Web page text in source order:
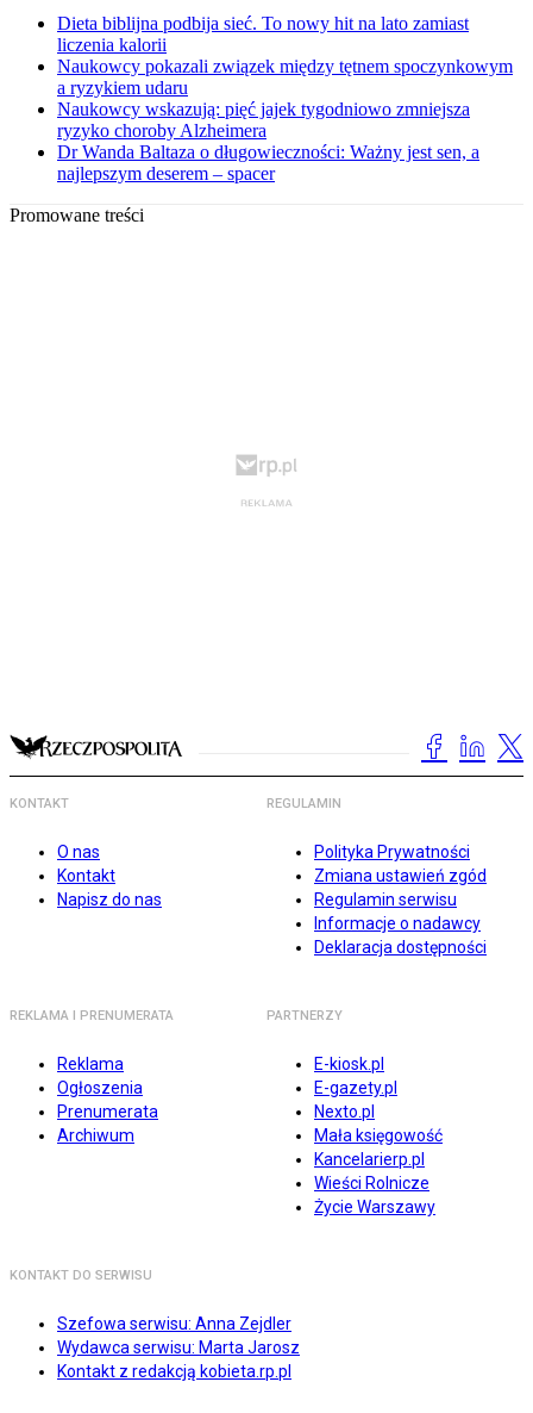
Dieta biblijna podbija sieć. To nowy hit na lato zamiast
liczenia kalorii
Naukowcy pokazali związek między tętnem spoczynkowym
a ryzykiem udaru
Naukowcy wskazują: pięć jajek tygodniowo zmniejsza
ryzyko choroby Alzheimera
Dr Wanda Baltaza o długowieczności: Ważny jest sen, a
najlepszym deserem – spacer
Promowane treści
KONTAKT
O nas
Kontakt
Napisz do nas
REGULAMIN
Polityka Prywatności
Zmiana ustawień zgód
Regulamin serwisu
Informacje o nadawcy
Deklaracja dostępności
REKLAMA I PRENUMERATA
Reklama
Ogłoszenia
Prenumerata
Archiwum
PARTNERZY
E-kiosk.pl
E-gazety.pl
Nexto.pl
Mała księgowość
Kancelarierp.pl
Wieści Rolnicze
Życie Warszawy
KONTAKT DO SERWISU
Szefowa serwisu: Anna Zejdler
Wydawca serwisu: Marta Jarosz
Kontakt z redakcją kobieta.rp.pl